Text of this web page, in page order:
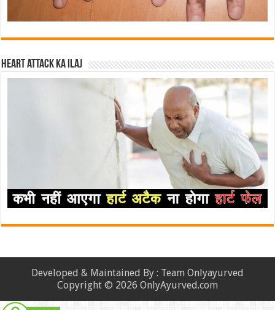
Heart attack ka ilaj
Developed & Maintained By : Team Onlyayurved
Copyright © 2026 OnlyAyurved.com